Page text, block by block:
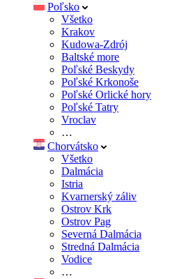
Poľsko
Všetko
Krakov
Kudowa-Zdrój
Baltské more
Poľské Beskydy
Poľské Krkonoše
Poľské Orlické hory
Poľské Tatry
Vroclav
…
Chorvátsko
Všetko
Dalmácia
Istria
Kvarnerský záliv
Ostrov Krk
Ostrov Pag
Severná Dalmácia
Stredná Dalmácia
Vodice
…